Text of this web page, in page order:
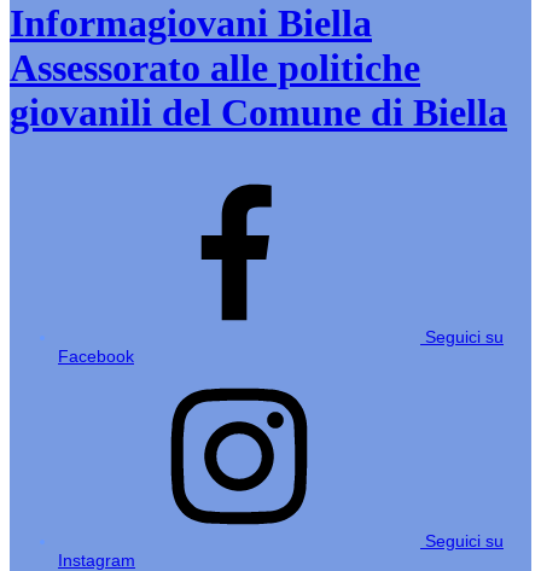
Informagiovani Biella
Assessorato alle politiche
giovanili del Comune di Biella
Seguici su
Facebook
Seguici su
Instagram